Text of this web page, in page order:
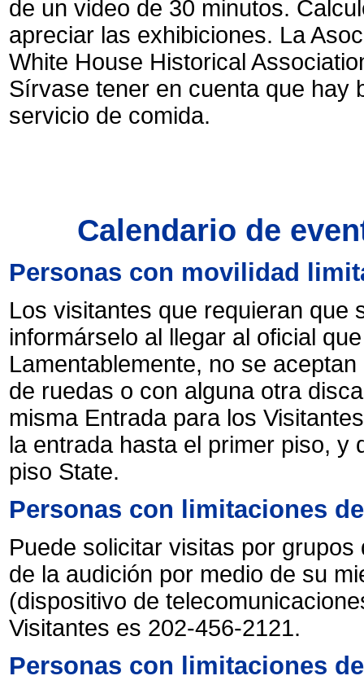
de un video de 30 minutos.
apreciar las exhibiciones. La
White House Historical
Sírvase tener en cuenta que hay
servicio de comida.
Calendario de
Personas con movilidad
Los visitantes que requieran que
informárselo al llegar al oficial
Lamentablemente, no se
de ruedas o con alguna otra
misma Entrada para los
la entrada hasta el primer piso, y
piso State.
Personas con limitaciones
Puede solicitar visitas por
de la audición por medio de su
(dispositivo de
Visitantes es 202-456-2121.
Personas con limitaciones